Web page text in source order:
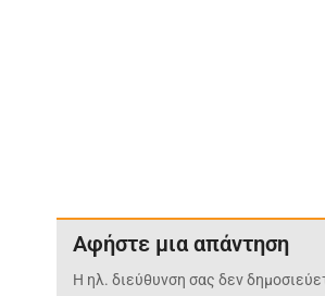
Αφήστε μια απάντηση
Η ηλ. διεύθυνση σας δεν